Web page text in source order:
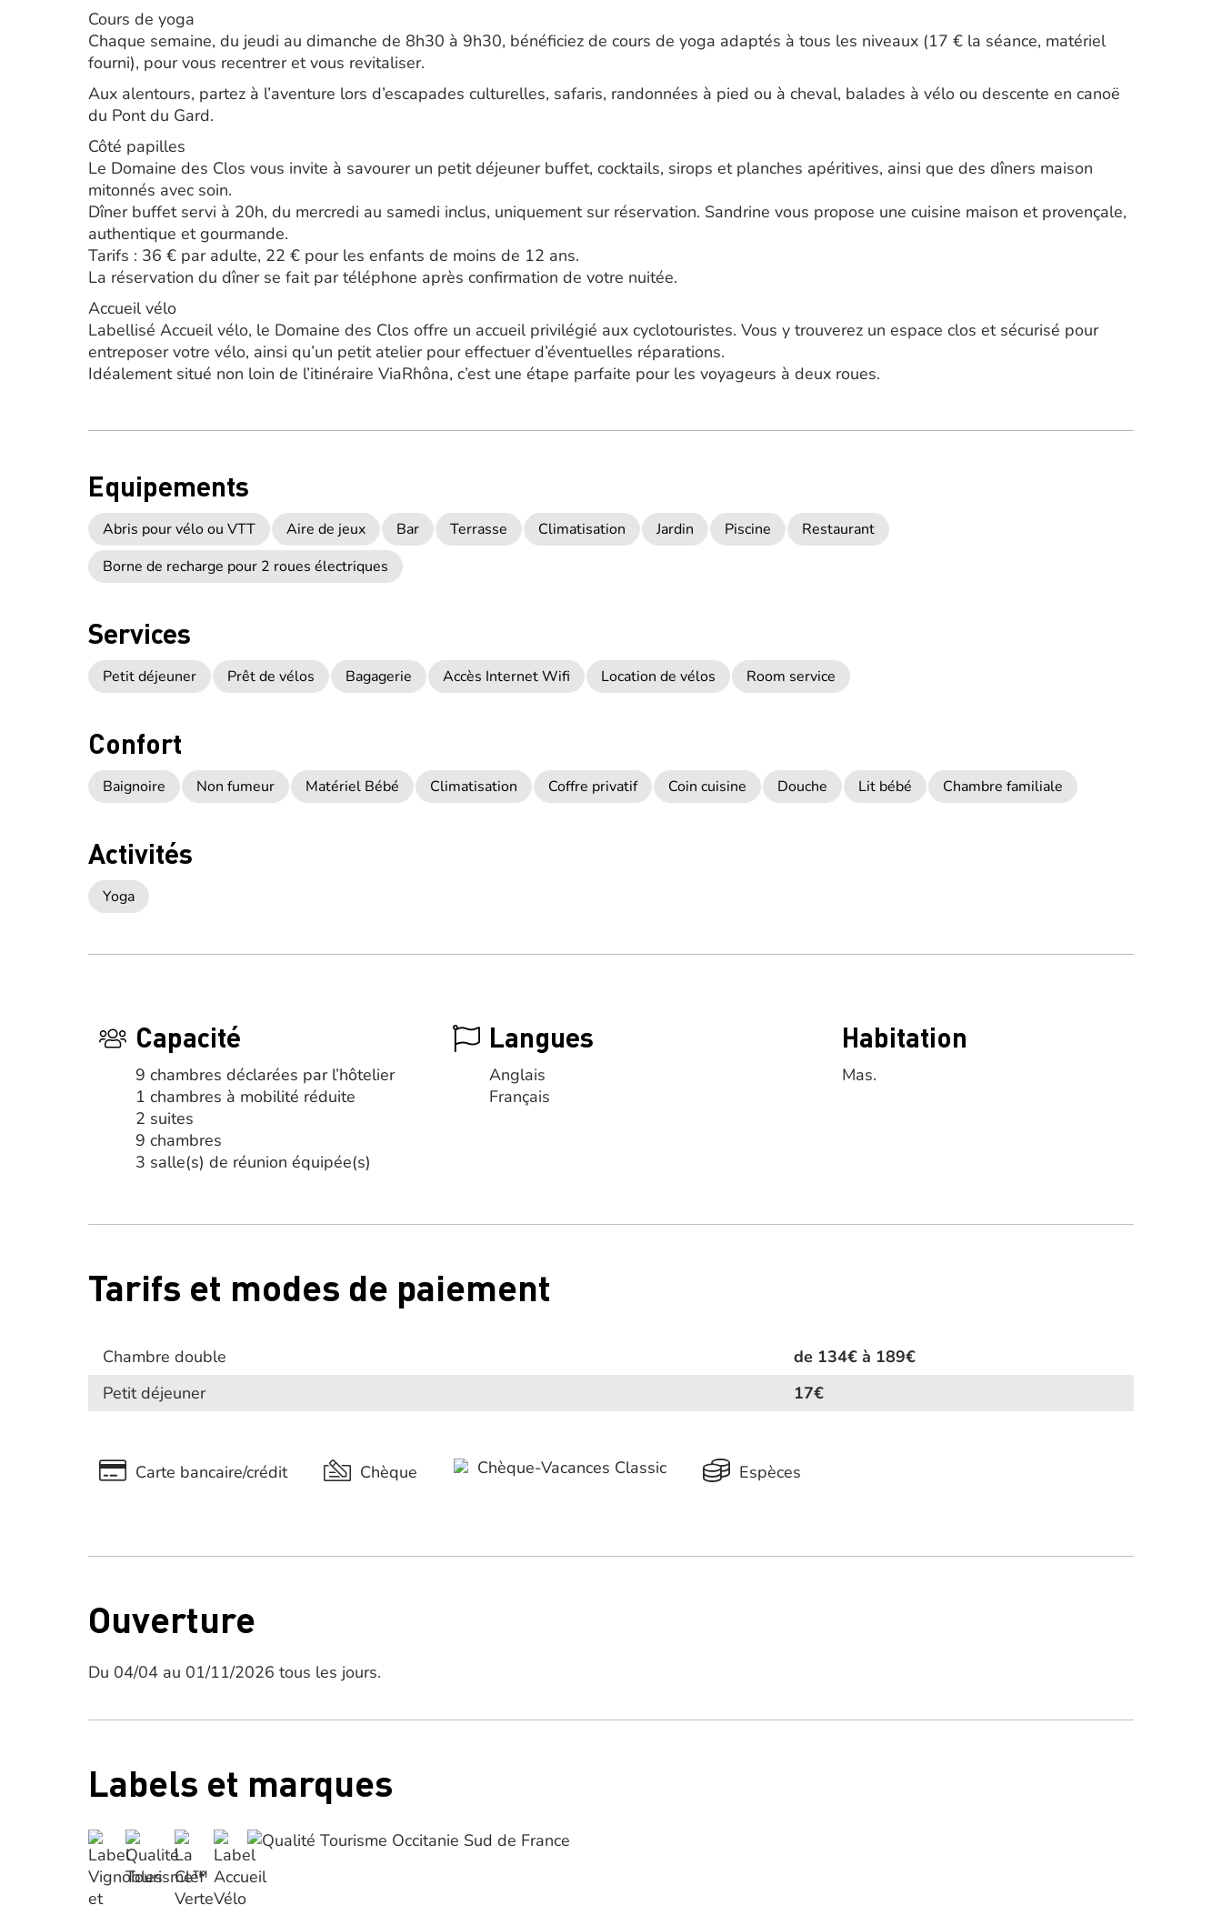
Cours de yoga
Chaque semaine, du jeudi au dimanche de 8h30 à 9h30, bénéficiez de cours de yoga adaptés à tous les niveaux (17 € la séance, matériel
fourni), pour vous recentrer et vous revitaliser.
Aux alentours, partez à l’aventure lors d’escapades culturelles, safaris, randonnées à pied ou à cheval, balades à vélo ou descente en canoë
du Pont du Gard.
Côté papilles
Le Domaine des Clos vous invite à savourer un petit déjeuner buffet, cocktails, sirops et planches apéritives, ainsi que des dîners maison
mitonnés avec soin.
Dîner buffet servi à 20h, du mercredi au samedi inclus, uniquement sur réservation. Sandrine vous propose une cuisine maison et provençale,
authentique et gourmande.
Tarifs : 36 € par adulte, 22 € pour les enfants de moins de 12 ans.
La réservation du dîner se fait par téléphone après confirmation de votre nuitée.
Accueil vélo
Labellisé Accueil vélo, le Domaine des Clos offre un accueil privilégié aux cyclotouristes. Vous y trouverez un espace clos et sécurisé pour
entreposer votre vélo, ainsi qu’un petit atelier pour effectuer d’éventuelles réparations.
Idéalement situé non loin de l’itinéraire ViaRhôna, c’est une étape parfaite pour les voyageurs à deux roues.
Equipements
Abris pour vélo ou VTT Aire de jeux Bar Terrasse Climatisation Jardin Piscine
Restaurant
Borne de recharge pour 2 roues électriques
Services
Petit déjeuner Prêt de vélos Bagagerie Accès Internet Wifi Location de vélos Room service
Confort
Baignoire Non fumeur Matériel Bébé Climatisation Coffre privatif Coin cuisine Douche Lit bébé Chambre familiale
Activités
Yoga
Capacité
9 chambres déclarées par l’hôtelier
1 chambres à mobilité réduite
2 suites
9 chambres
3 salle(s) de réunion équipée(s)
Langues
Anglais
Français
Habitation
Mas.
Tarifs et modes de paiement
Chambre double
de 134€ à 189€
Petit déjeuner
17€
Carte bancaire/crédit Chèque Chèque-Vacances Classic Espèces
Ouverture
Du 04/04 au 01/11/2026 tous les jours.
Labels et marques